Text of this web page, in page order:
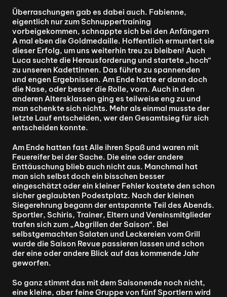
Überraschungen gab es dabei auch. Fabienne,
eigentlich nur zum Schnuppertraining
vorbeigekommen, schnappte sich bei den Anfängern
A mal eben die Goldmedaille. Hoffentlich ermuntert sie
dieser Erfolg, um uns weiterhin treu zu bleiben! Auch
Luca suchte die Herausforderung und startete „hoch“
zu unseren Kadettinnen. Das führte zu spannenden
und engen Ergebnissen. Am Ende hatte er dann doch
die Nase, oder besser die Rolle, vorn. Auch in den
anderen Altersklassen ging es teilweise eng zu und
man schenkte sich nichts. Mehr als einmal musste der
letzte Lauf entscheiden, wer den Gesamtsieg für sich
entscheiden konnte.
Am Ende hatten fast Alle ihren Spaß und waren mit
Feuereifer bei der Sache. Die eine oder andere
Enttäuschung blieb auch nicht aus. Manchmal hat
man sich selbst doch ein bisschen besser
eingeschätzt oder ein kleiner Fehler kostete den schon
sicher geglaubten Podestplatz. Nach der kleinen
Siegerehrung begann der entspannte Teil des Abends.
Sportler, Schiris, Trainer, Eltern und Vereinsmitglieder
trafen sich zum „Abgrillen der Saison“. Bei
selbstgemachten Salaten und Leckereien vom Grill
wurde die Saison Revue passieren lassen und schon
der eine oder andere Blick auf das kommende Jahr
geworfen.
So ganz stimmt das mit dem Saisonende noch nicht,
eine kleine, aber feine Gruppe von fünf Sportlern wird